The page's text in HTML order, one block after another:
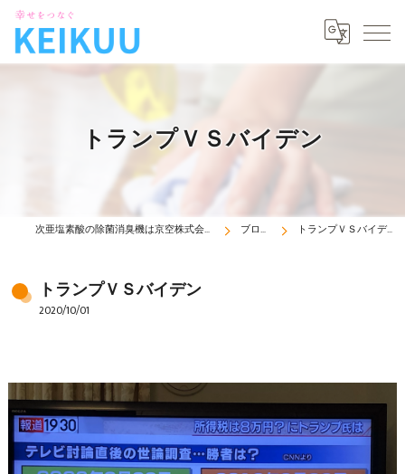
トランプＶＳバイデン
次亜塩素酸の除菌消臭機は京空株式会社 ブログ トランプＶＳバイデン
トランプＶＳバイデン
2020/10/01